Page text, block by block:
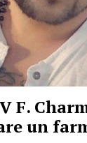
F.
un